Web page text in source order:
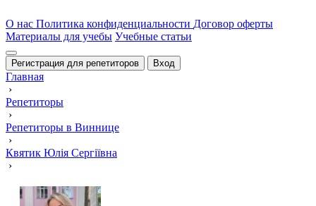
О нас Политика конфиденциальности Договор оферты
Материалы для учебы Учебные статьи
Регистрация для репетиторов Вход
Главная
›
Репетиторы
›
Репетиторы в Виннице
›
Квятик Юлія Сергіївна
›